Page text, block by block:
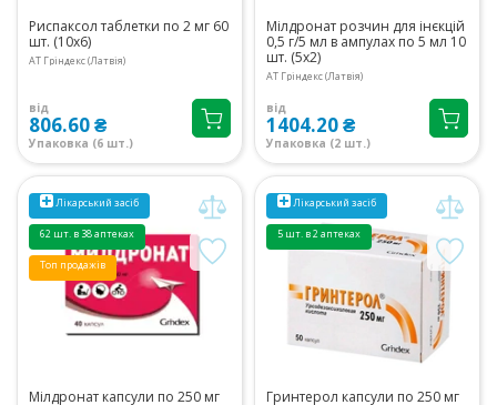
Риспаксол таблетки по 2 мг 60
шт. (10х6)
АТ Гріндекс (Латвія)
від
806.60 ₴
Упаковка (6 шт.)
Мілдронат розчин для інєкцій
0,5 г/5 мл в ампулах по 5 мл 10
шт. (5х2)
АТ Гріндекс (Латвія)
від
1404.20 ₴
Упаковка (2 шт.)
Лікарський засіб
62 шт. в 38 аптеках
Топ продажів
Мілдронат капсули по 250 мг
Лікарський засіб
5 шт. в 2 аптеках
Гринтерол капсули по 250 мг